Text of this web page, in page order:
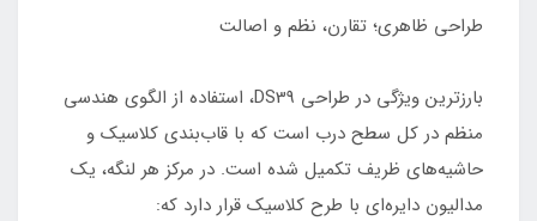
طراحی ظاهری؛ تقارن، نظم و اصالت
بارزترین ویژگی در طراحی DS39، استفاده از الگوی هندسی
منظم در کل سطح درب است که با قاب‌بندی کلاسیک و
حاشیه‌های ظریف تکمیل شده است. در مرکز هر لنگه، یک
مدالیون دایره‌ای با طرح کلاسیک قرار دارد که: